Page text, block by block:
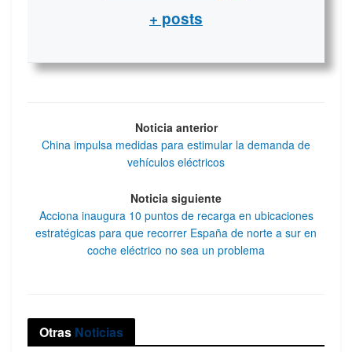
+ posts
Noticia anterior
China impulsa medidas para estimular la demanda de
vehículos eléctricos
Noticia siguiente
Acciona inaugura 10 puntos de recarga en ubicaciones
estratégicas para que recorrer España de norte a sur en
coche eléctrico no sea un problema
Otras Noticias